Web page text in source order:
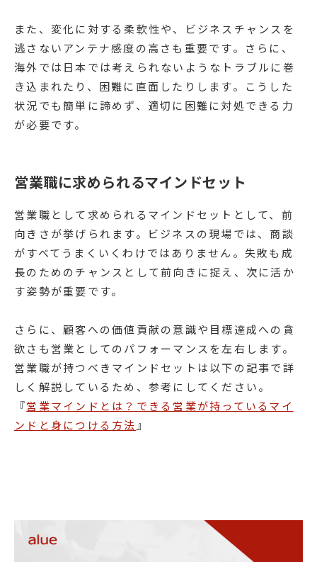
また、変化に対する柔軟性や、ビジネスチャンスを
逃さないアンテナ感度の高さも重要です。さらに、
海外では日本では考えられないようなトラブルに巻
き込まれたり、困難に直面したりします。こうした
状況でも簡単に諦めず、適切に困難に対処できる力
が必要です。
営業職に求められるマインドセット
営業職として求められるマインドセットとして、前
向きさが挙げられます。ビジネスの現場では、商談
がすべてうまくいくわけではありません。失敗も成
長のためのチャンスとして前向きに捉え、次に活か
す姿勢が重要です。
さらに、顧客への価値貢献の意識や目標達成への貪
欲さも営業としてのパフォーマンスを左右します。
営業職が持つべきマインドセットは以下の記事で詳
しく解説しているため、参考にしてください。
『営業マインドとは？できる営業が持っているマイ
ンドと身につける方法 』